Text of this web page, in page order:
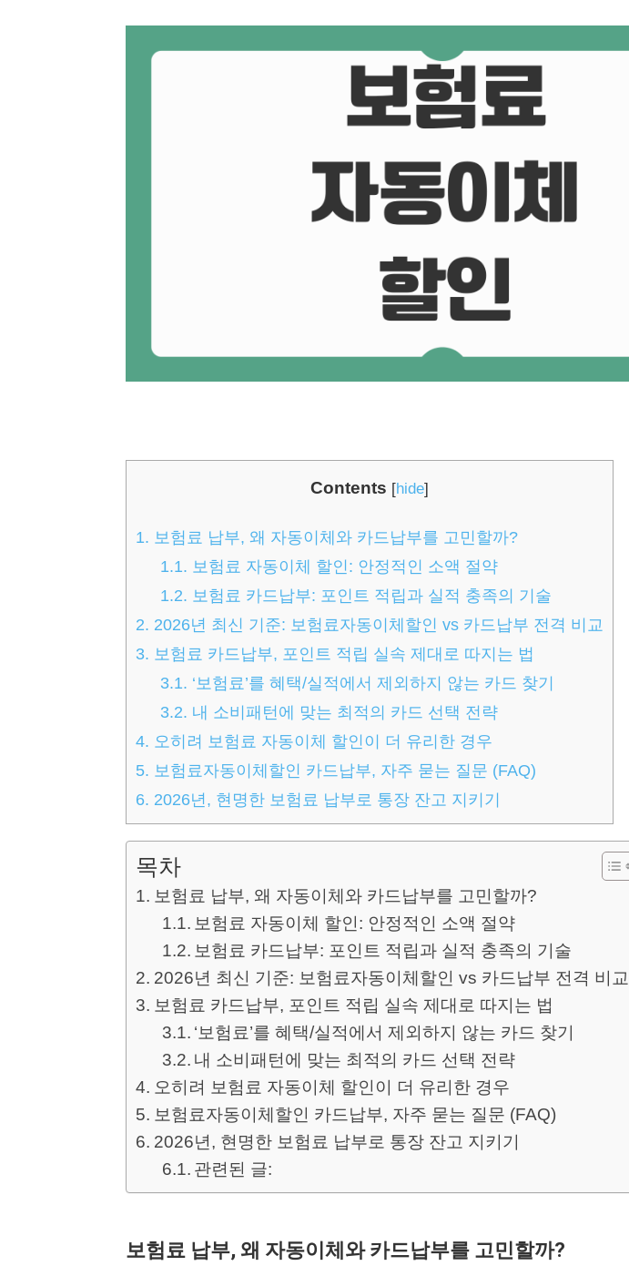
Contents [hide]
1. 보험료 납부, 왜 자동이체와 카드납부를 고민할까?
1.1. 보험료 자동이체 할인: 안정적인 소액 절약
1.2. 보험료 카드납부: 포인트 적립과 실적 충족의 기술
2. 2026년 최신 기준: 보험료자동이체할인 vs 카드납부 전격 비교
3. 보험료 카드납부, 포인트 적립 실속 제대로 따지는 법
3.1. ‘보험료’를 혜택/실적에서 제외하지 않는 카드 찾기
3.2. 내 소비패턴에 맞는 최적의 카드 선택 전략
4. 오히려 보험료 자동이체 할인이 더 유리한 경우
5. 보험료자동이체할인 카드납부, 자주 묻는 질문 (FAQ)
6. 2026년, 현명한 보험료 납부로 통장 잔고 지키기
목차
보험료 납부, 왜 자동이체와 카드납부를 고민할까?
보험료 자동이체 할인: 안정적인 소액 절약
보험료 카드납부: 포인트 적립과 실적 충족의 기술
2026년 최신 기준: 보험료자동이체할인 vs 카드납부 전격 비교
보험료 카드납부, 포인트 적립 실속 제대로 따지는 법
‘보험료’를 혜택/실적에서 제외하지 않는 카드 찾기
내 소비패턴에 맞는 최적의 카드 선택 전략
오히려 보험료 자동이체 할인이 더 유리한 경우
보험료자동이체할인 카드납부, 자주 묻는 질문 (FAQ)
2026년, 현명한 보험료 납부로 통장 잔고 지키기
관련된 글:
보험료 납부, 왜 자동이체와 카드납부를 고민할까?